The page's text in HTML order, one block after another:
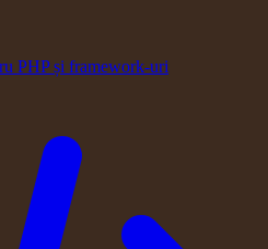
PHP și framework-uri